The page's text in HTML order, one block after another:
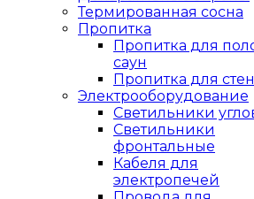
Термированная сосна
Пропитка
Пропитка для
саун
Пропитка для стен
Электрооборудование
Светильники
Светильники
фронтальные
Кабеля для
электропечей